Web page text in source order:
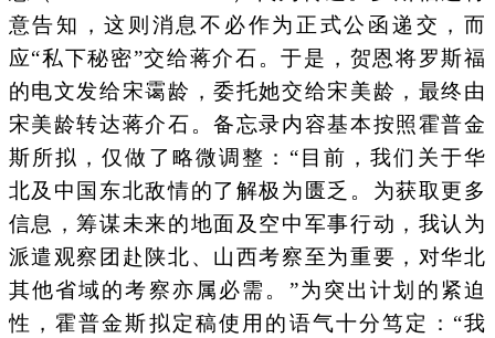
意告知，这则消息不必作为正式公函递交，而
应“私下秘密”交给蒋介石。于是，贺恩将罗斯福
的电文发给宋霭龄，委托她交给宋美龄，最终由
宋美龄转达蒋介石。备忘录内容基本按照霍普金
斯所拟，仅做了略微调整：“目前，我们关于华
北及中国东北敌情的了解极为匮乏。为获取更多
信息，筹谋未来的地面及空中军事行动，我认为
派遣观察团赴陕北、山西考察至为重要，对华北
其他省域的考察亦属必需。”为突出计划的紧迫
性，霍普金斯拟定稿使用的语气十分笃定：“我